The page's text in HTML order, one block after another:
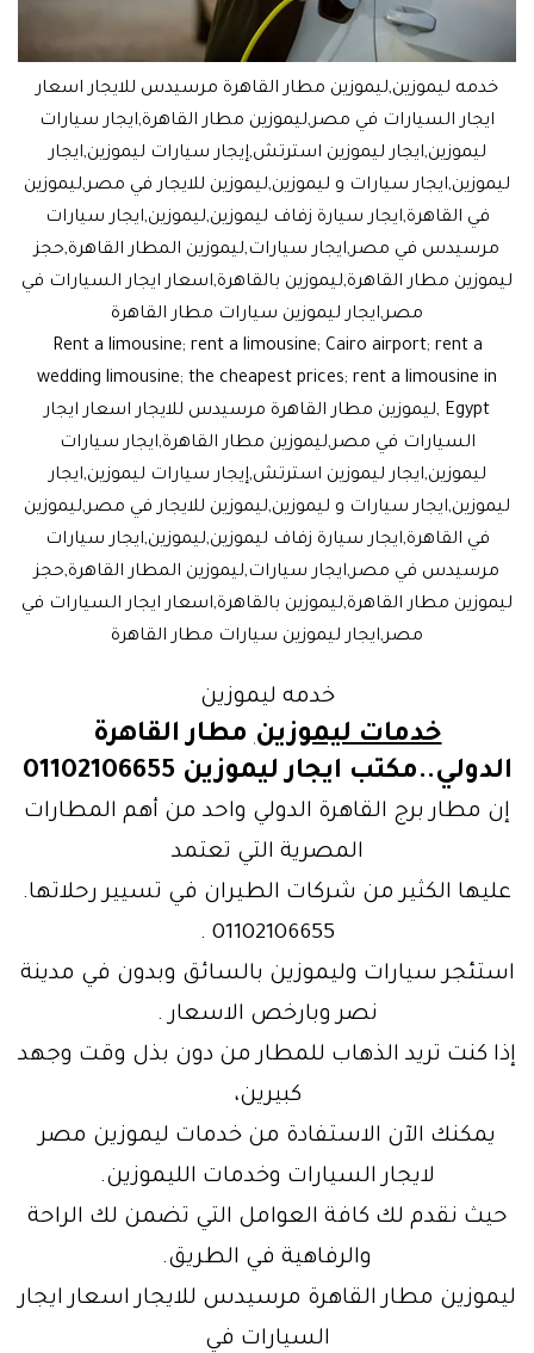
خدمه ليموزين,ليموزين مطار القاهرة مرسيدس للايجار اسعار
ايجار السيارات في مصر,ليموزين مطار القاهرة,ايجار سيارات
ليموزين,ايجار ليموزين استرتش,إيجار سيارات ليموزين,ايجار
ليموزين,ايجار سيارات و ليموزين,ليموزين للايجار في مصر,ليموزين
في القاهرة,ايجار سيارة زفاف ليموزين,ليموزين,ايجار سيارات
مرسيدس في مصر,ايجار سيارات,ليموزين المطار القاهرة,حجز
ليموزين مطار القاهرة,ليموزين بالقاهرة,اسعار ايجار السيارات في
مصر,ايجار ليموزين سيارات مطار القاهرة
Rent a limousine; rent a limousine; Cairo airport; rent a
wedding limousine; the cheapest prices; rent a limousine in
Egypt ,ليموزين مطار القاهرة مرسيدس للايجار اسعار ايجار
السيارات في مصر,ليموزين مطار القاهرة,ايجار سيارات
ليموزين,ايجار ليموزين استرتش,إيجار سيارات ليموزين,ايجار
ليموزين,ايجار سيارات و ليموزين,ليموزين للايجار في مصر,ليموزين
في القاهرة,ايجار سيارة زفاف ليموزين,ليموزين,ايجار سيارات
مرسيدس في مصر,ايجار سيارات,ليموزين المطار القاهرة,حجز
ليموزين مطار القاهرة,ليموزين بالقاهرة,اسعار ايجار السيارات في
مصر,ايجار ليموزين سيارات مطار القاهرة
خدمه ليموزين
خدمات ليموزينمطار القاهرة
الدولي..مكتب ايجار ليموزين 01102106655
إن مطار برج القاهرة الدولي واحد من أهم المطارات
المصرية التي تعتمد
عليها الكثير من شركات الطيران في تسيير رحلاتها.
01102106655 .
استئجر سيارات وليموزين بالسائق وبدون في مدينة
نصر وبارخص الاسعار .
إذا كنت تريد الذهاب للمطار من دون بذل وقت وجهد
كبيرين،
يمكنك الآن الاستفادة من خدمات ليموزين مصر
لايجار السيارات وخدمات الليموزين.
حيث نقدم لك كافة العوامل التي تضمن لك الراحة
والرفاهية في الطريق.
ليموزين مطار القاهرة مرسيدس للايجار اسعار ايجار
السيارات في